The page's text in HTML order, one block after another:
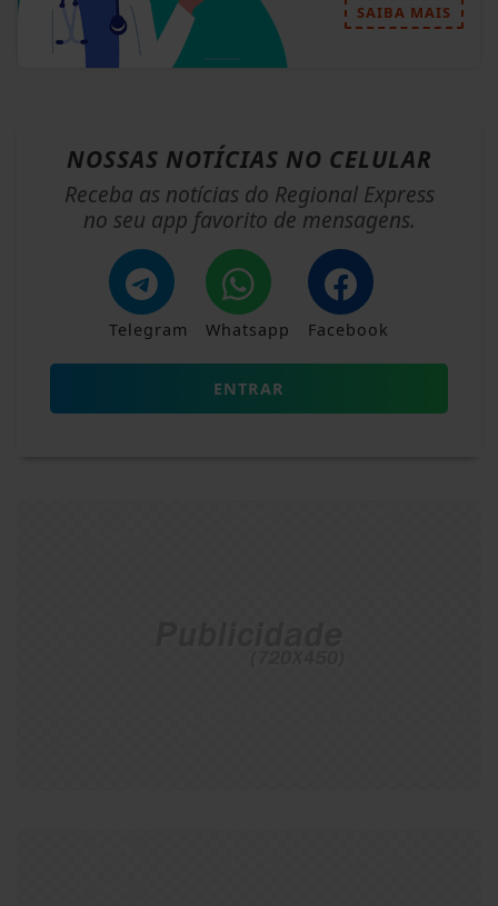
SAIBA MAIS
NOSSAS NOTÍCIAS NO CELULAR
Receba as notícias do Regional Express
no seu app favorito de mensagens.
Telegram Whatsapp Facebook
ENTRAR